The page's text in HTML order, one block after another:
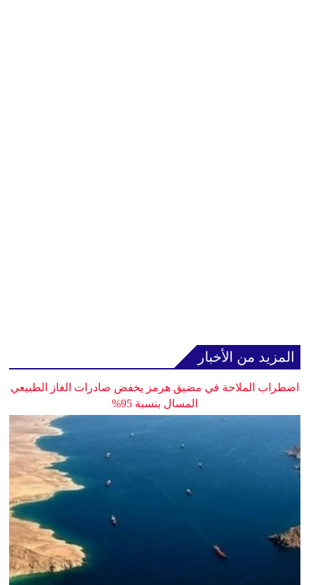
المزيد من الأخبار
اضطراب الملاحة في مضيق هرمز يخفض صادرات الغاز الطبيعي
المسال بنسبة 95%